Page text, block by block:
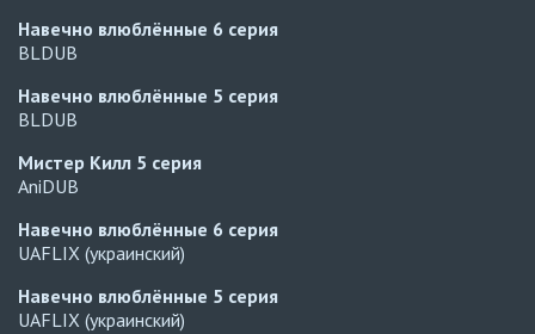
Навечно влюблённые 6 серия
BLDUB
Навечно влюблённые 5 серия
BLDUB
Мистер Килл 5 серия
AniDUB
Навечно влюблённые 6 серия
UAFLIX (украинский)
Навечно влюблённые 5 серия
UAFLIX (украинский)